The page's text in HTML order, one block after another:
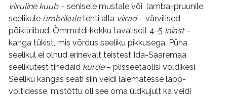
viiruline kuub– senisele mustale või lamba-pruunile
seelikule ümbrikuletehti alla viirad– värvilised
põikitriibud. Õmmeldi kokku tavaliselt 4-5 laiast–
kanga tükist, mis võrdus seeliku pikkusega. Püha
seelikul ei olnud erinevalt teistest Ida-Saaremaa
seelikutest tihedaid kurde– plisseetaolisi voldikesi.
Seeliku kangas seati siin veidi laiematesse lapp-
voltidesse, mistõttu oli see oma üldkujult ka veidi